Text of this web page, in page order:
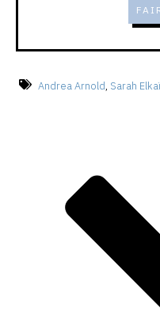
Andrea Arnold, Sarah